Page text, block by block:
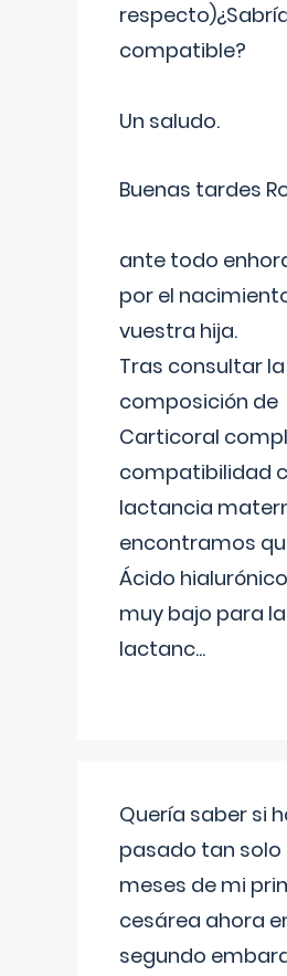
compatible?
Un saludo.
Buenas tardes
ante todo
por el
vuestra hija.
Tras consultar la
composición de
Carticoral
compatibilidad
lactancia
encontramos
Ácido
muy bajo para la
lactanc...
Quería saber si
pasado tan solo
meses de mi
cesárea ahora
segundo